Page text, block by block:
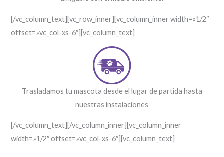
[/vc_column_text][vc_row_inner][vc_column_inner width=»1/2″
offset=»vc_col-xs-6″][vc_column_text]
Trasladamos tu mascota desde el lugar de partida hasta
nuestras instalaciones
[/vc_column_text][/vc_column_inner][vc_column_inner
width=»1/2″ offset=»vc_col-xs-6″][vc_column_text]